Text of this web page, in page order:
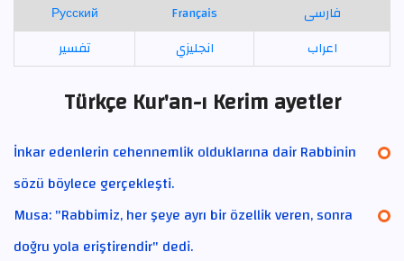
Русский
Français
فارسی
تفسير
انجليزي اعراب
Türkçe Kur'an-ı Kerim ayetler
İnkar edenlerin cehennemlik olduklarına dair Rabbinin
sözü böylece gerçekleşti.
Musa: "Rabbimiz, her şeye ayrı bir özellik veren, sonra
doğru yola eriştirendir" dedi.